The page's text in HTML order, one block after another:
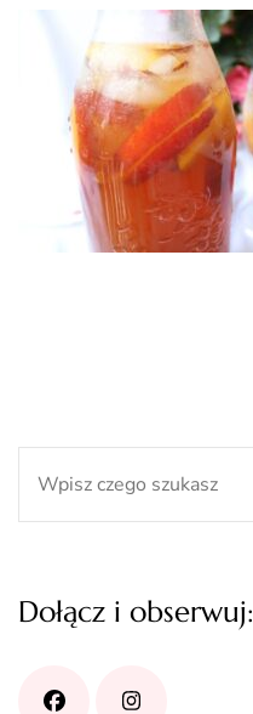
Dołącz i obserwuj: